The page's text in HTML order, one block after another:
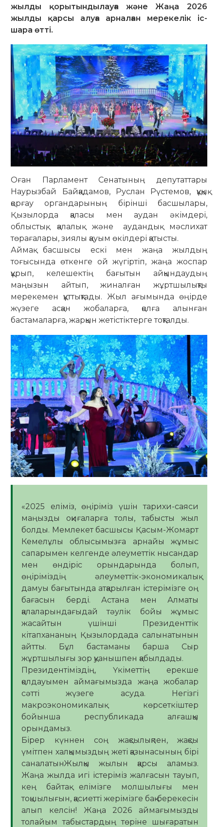
жылды қорытындылауға және Жаңа 2026
жылды қарсы алуға арналған мерекелік іс-
шара өтті.
Оған Парламент Сенатының депутаттары
Наурызбай Байқадамов, Руслан Рүстемов, құқық
қорғау органдарының бірінші басшылары,
Қызылорда қаласы мен аудан әкімдері,
облыстық, қалалық және аудандық мәслихат
төрағалары, зиялы қауым өкілдері қатысты.
Аймақ басшысы ескі мен жаңа жылдың
тоғысында өткенге ой жүгіртіп, жаңа жоспар
құрып, келешектің бағытын айқындаудың
маңызын айтып, жиналған жұртшылықты
мерекемен құттықтады. Жыл ағымында өңірде
жүзеге асқан жобаларға, қолға алынған
бастамаларға, жарқын жетістіктерге тоқталды.
«2025 еліміз, өңіріміз үшін тарихи-саяси
маңызды оқиғаларға толы, табысты жыл
болды. Мемлекет басшысы Қасым-Жомарт
Кемелұлы облысымызға арнайы жұмыс
сапарымен келгенде әлеуметтік нысандар
мен өндіріс орындарында болып,
өңіріміздің әлеуметтік-экономикалық
дамуы бағытында атқарылған істерімізге оң
бағасын берді. Астана мен Алматы
қалаларындағыдай тәулік бойы жұмыс
жасайтын үшінші Президенттік
кітапхананың Қызылордада салынатынын
айтты. Бұл бастаманы барша Сыр
жұртшылығы зор қуанышпен қабылдады.
Президентіміздің, Үкіметтің ерекше
қолдауымен аймағымызда жаңа жобалар
сәтті жүзеге асуда. Негізгі
макроэкономикалық көрсеткіштер
бойынша республикада алғашқы
орындамыз.
Бірер күннен соң жақсылықпен, жақсы
үмітпен халқымыздың жеті қазынасының бірі
саналатынЖылқы жылын қарсы аламыз.
Жаңа жылда игі істеріміз жалғасын тауып,
кең байтақ елімізге молшылығы мен
тоқшылығын, қасиетті жерімізге бақ-берекесін
алып келсін! Жаңа 2026 аймағымызды
толайым табыстардың төріне шығаратын